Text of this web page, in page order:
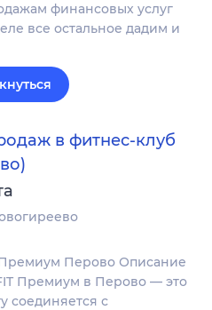
финансовых услуг
все остальное дадим и
в фитнес-клуб
Перово Описание
Премиум в Перово — это
соединяется с